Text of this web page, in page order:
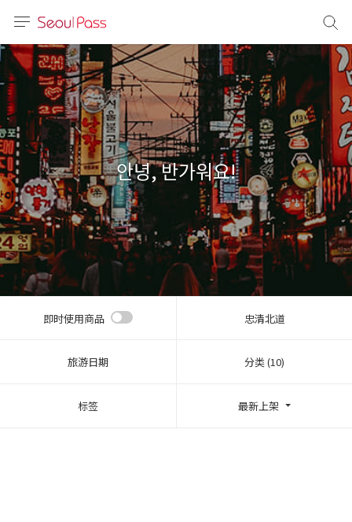
体)
文 (台灣)
안녕, 반가워요!
即时使用商品 忠清北道
旅游日期 分类 (10)
标签 最新上架